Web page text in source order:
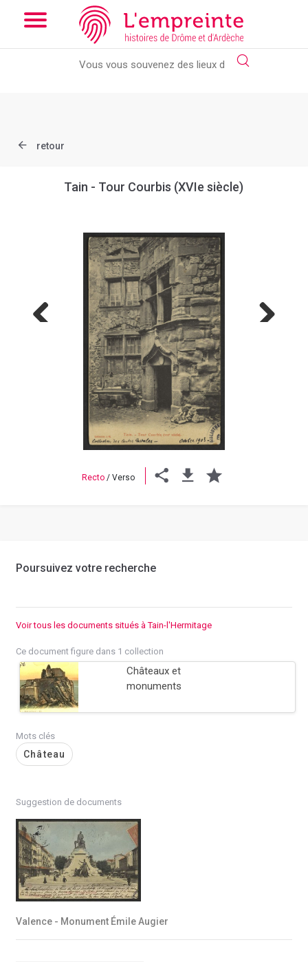
Array ( [slug] => document [ref] => B263626101_CP1182 )
Add the new slick-theme.css if you want the default styling
retour
Tain - Tour Courbis (XVIe siècle)
Recto / Verso
Poursuivez votre recherche
Voir tous les documents situés à Tain-l'Hermitage
Ce document figure dans 1 collection
Châteaux et
monuments
Mots clés
Château
Suggestion de documents
Valence - Monument Émile Augier